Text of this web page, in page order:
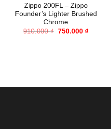
Zippo 200FL – Zippo
Founder’s Lighter Brushed
Chrome
910.000₫ Giá
750.000 ₫Giá